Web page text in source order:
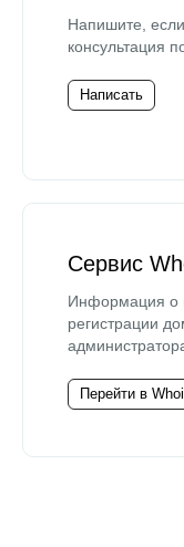
Напишите,
консультация
Написать
Сервис
Информация о
регистрации
Перейти в